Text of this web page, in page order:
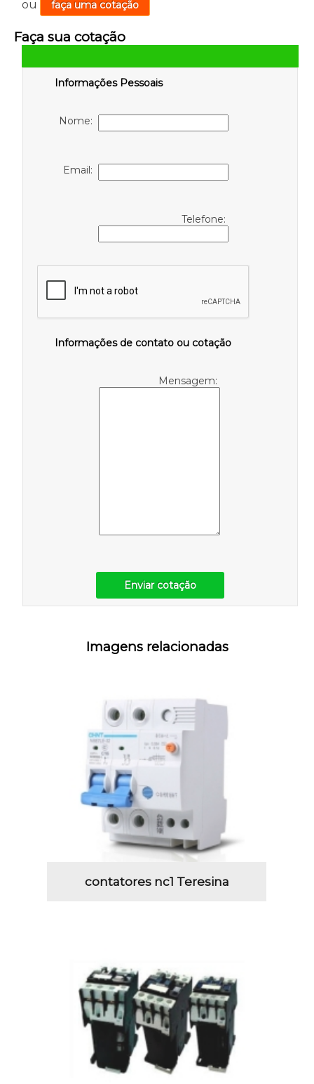
ou
faça uma cotação
Faça sua cotação
Informações Pessoais
Nome:
Email:
Telefone:
Informações de contato ou cotação
Mensagem:
Enviar cotação
Imagens relacionadas
contatores nc1 Teresina